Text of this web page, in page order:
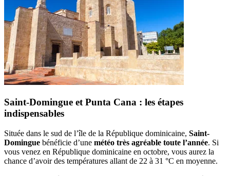
Saint-Domingue et Punta Cana : les étapes
indispensables
Située dans le sud de l’île de la République dominicaine, Saint-
Domingue bénéficie d’une météo très agréable toute l’année. Si
vous venez en République dominicaine en octobre, vous aurez la
chance d’avoir des températures allant de 22 à 31 °C en moyenne.